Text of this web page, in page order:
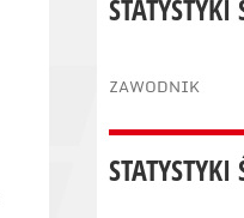
ZAWODNIK
STATYSTYKI